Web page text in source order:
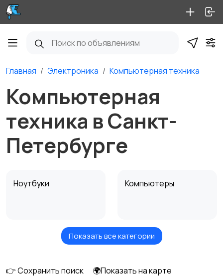
Главная Электроника Компьютерная техника
Компьютерная
техника в Санкт-
Петербурге
Ноутбуки Компьютеры
Клавиатуры и мыши
Показать все категории
👉 Сохранить поиск
🌍Показать на карте